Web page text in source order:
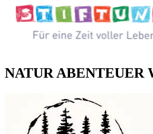
NATUR ABENTEUER